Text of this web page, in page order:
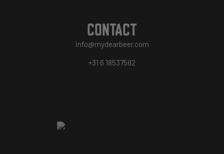
CONTACT
info@mydearbeer.com
+31 6 18537582